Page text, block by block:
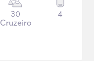
30
Cruzeiro
4